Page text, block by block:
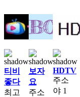
티비
좋다
최고
보자
요
주소
HDTV
주소
야 1